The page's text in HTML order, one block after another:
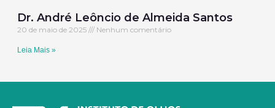
Dr. André Leôncio de Almeida Santos
20 de maio de 2025 Nenhum comentário
Leia Mais »